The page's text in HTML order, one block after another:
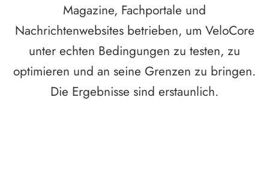
Magazine, Fachportale und
Nachrichtenwebsites betrieben, um VeloCore
unter echten Bedingungen zu testen, zu
optimieren und an seine Grenzen zu bringen.
Die Ergebnisse sind erstaunlich.